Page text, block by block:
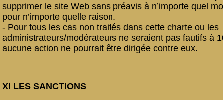
supprimer le site Web sans préavis à n’importe quel
pour n’importe quelle raison.
- Pour tous les cas non traités dans cette charte ou les
administrateurs/modérateurs ne seraient pas fautifs à
aucune action ne pourrait être dirigée contre eux.
XI LES SANCTIONS